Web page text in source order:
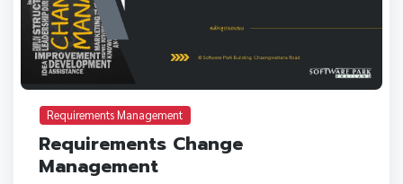
Requirements Management
Requirements Change
Management